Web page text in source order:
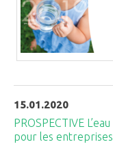
15.01.2020
PROSPECTIVE
pour les